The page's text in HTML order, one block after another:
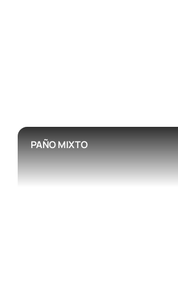
PAÑO MIXTO